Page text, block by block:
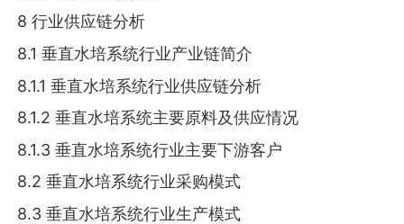
8 行业供应链分析
8.1 垂直水培系统行业产业链简介
8.1.1 垂直水培系统行业供应链分析
8.1.2 垂直水培系统主要原料及供应情况
8.1.3 垂直水培系统行业主要下游客户
8.2 垂直水培系统行业采购模式
8.3 垂直水培系统行业生产模式